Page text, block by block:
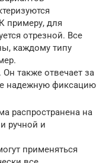
примеру, для
отрезной. Все
каждому типу
также отвечает за
надежную фиксацию
распространена на
ручной и
применяться